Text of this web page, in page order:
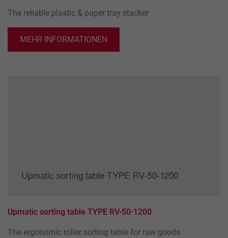
The reliable plastic & paper tray stacker
MEHR INFORMATIONEN
Upmatic sorting table TYPE RV-50-1200
The ergonomic roller sorting table for raw goods